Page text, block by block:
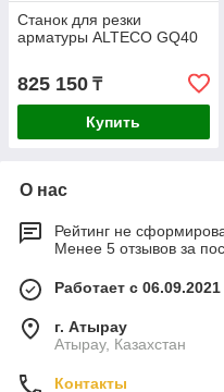
Станок для резки
арматуры ALTECO GQ40
825 150 ₸
Купить
О нас
Рейтинг не
Менее 5 отзывов за
Работает с 06.09.2021
г. Атырау
Атырау, Казахстан
Контакты